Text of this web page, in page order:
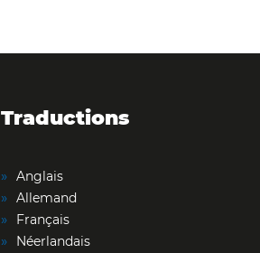
Traductions
Anglais
Allemand
Français
Néerlandais